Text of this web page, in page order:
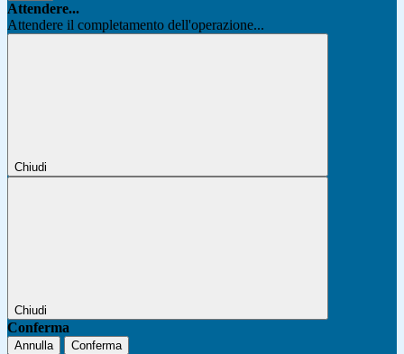
Attendere...
Attendere il completamento dell'operazione...
Chiudi
Chiudi
Conferma
Annulla Conferma